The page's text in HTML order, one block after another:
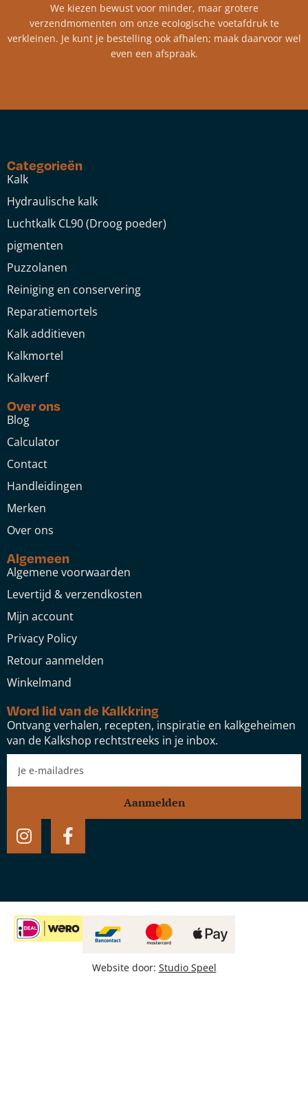
We kiezen bewust voor minder, maar grotere
verzendmomenten om onze ecologische voetafdruk te
verkleinen. Je kunt je bestelling ook afhalen; maak daarvoor wel
even een afspraak.
Categorieën
Kalk
Hydraulische kalk
Luchtkalk CL90 (Droog poeder)
pigmenten
Puzzolanen
Reiniging en conservering
Reparatiemortels
Kalk additieven
Kalkmortel
Kalkverf
Over ons
Blog
Calculator
Contact
Handleidingen
Merken
Over ons
Algemeen
Algemene voorwaarden
Levertijd & verzendkosten
Mijn account
Privacy Policy
Retour aanmelden
Winkelmand
Word lid van de Kalkkring
Ontvang verhalen, recepten, inspiratie en kalkgeheimen
van de Kalkshop rechtstreeks in je inbox.
Aanmelden
Website door: Studio Speel